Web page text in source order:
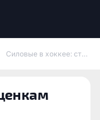
Силовые в хоккее: ставки на хиты, учет и где заключать пари